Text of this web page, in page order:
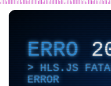
ERRO
HLS.JS
ERROR